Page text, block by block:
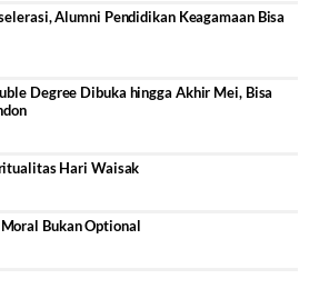
Alumni Pendidikan Keagamaan Bisa
Degree Dibuka hingga Akhir Mei, Bisa
Hari Waisak
Bukan Optional